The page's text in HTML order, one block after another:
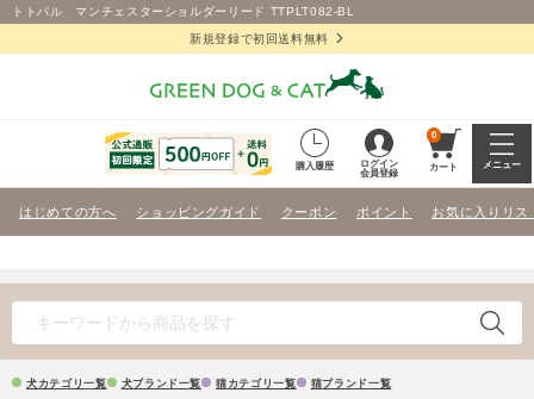
トトパル マンチェスターショルダーリード TTPLT082-BL
新規登録で初回送料無料
購入履歴
ログイン
会員登録
0
カート メニュー
はじめての方へ ショッピングガイド クーポン ポイント お気に入りリス
犬カテゴリ一覧 犬ブランド一覧 猫カテゴリ一覧 猫ブランド一覧